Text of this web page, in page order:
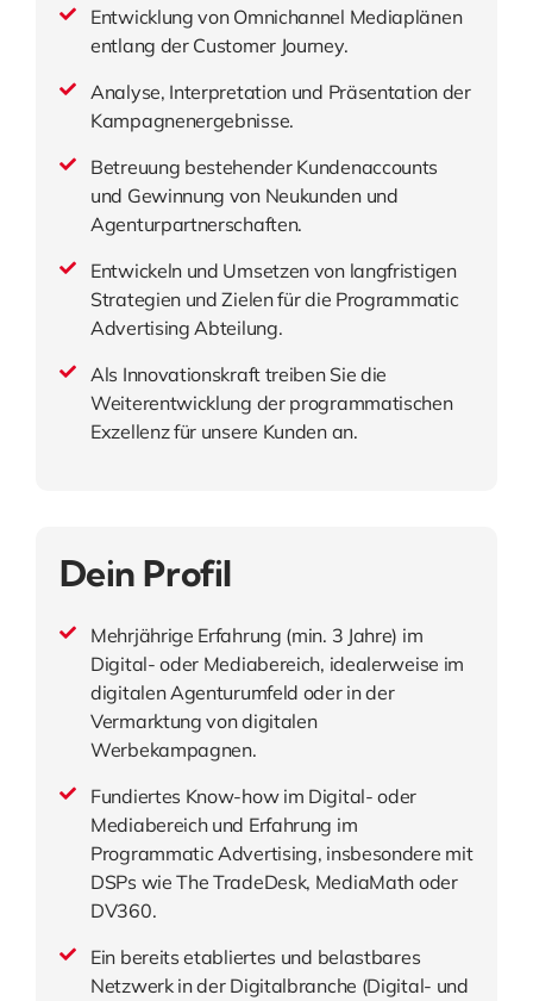
Entwicklung von Omnichannel Mediaplänen
entlang der Customer Journey.
Analyse, Interpretation und Präsentation der
Kampagnenergebnisse.
Betreuung bestehender Kundenaccounts
und Gewinnung von Neukunden und
Agenturpartnerschaften.
Entwickeln und Umsetzen von langfristigen
Strategien und Zielen für die Programmatic
Advertising Abteilung.
Als Innovationskraft treiben Sie die
Weiterentwicklung der programmatischen
Exzellenz für unsere Kunden an.
Dein Profil
Mehrjährige Erfahrung (min. 3 Jahre) im
Digital- oder Mediabereich, idealerweise im
digitalen Agenturumfeld oder in der
Vermarktung von digitalen
Werbekampagnen.
Fundiertes Know-how im Digital- oder
Mediabereich und Erfahrung im
Programmatic Advertising, insbesondere mit
DSPs wie The TradeDesk, MediaMath oder
DV360.
Ein bereits etabliertes und belastbares
Netzwerk in der Digitalbranche (Digital- und